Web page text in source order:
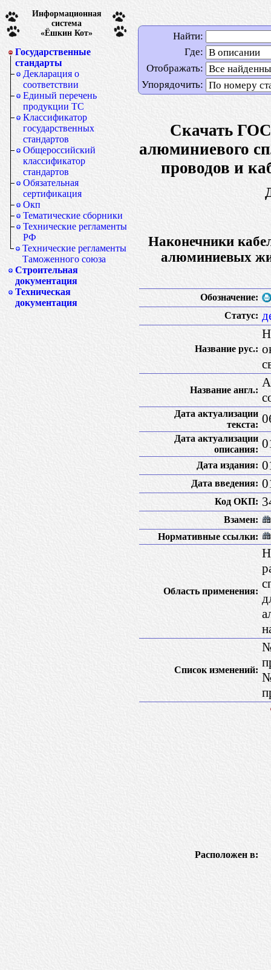
Информационная
система
«Ёшкин Кот»
Государственные
стандарты
Декларация о
соответствии
Единый перечень
продукции ТС
Классификатор
государственных
стандартов
Общероссийский
классификатор
стандартов
Обязательная
сертификация
Окп
Тематические сборники
Технические регламенты
РФ
Технические регламенты
Таможенного союза
Строительная
документация
Техническая
документация
Найти:
Где:
Отображать:
Упорядочить:
Скачать
алюминиевого
проводов и
Наконечники
алюминиевых
Обозначение:
Статус:
Название рус.:
Название англ.:
Дата актуализации
текста:
Дата актуализации
описания:
Дата издания:
Дата введения:
Код ОКП:
Взамен:
Нормативные ссылки:
Область применения:
Список изменений:
Расположен в: